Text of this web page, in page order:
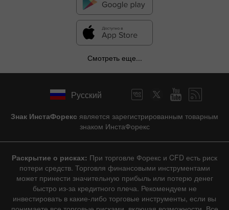
Смотреть еще...
Русский
Знак ИнстаФорекс является зарегистрированным товарным
знаком ИнстаФорекс
Раскрытие о рисках: При торговле Форекс и CFD есть риск
потери средств. Торговля финансовыми инструментами
может принести значительную прибыль или потерю денег
быстро из-за кредитного плеча. Рекомендуем не
инвестировать в какие-либо торговые инструменты, если вы